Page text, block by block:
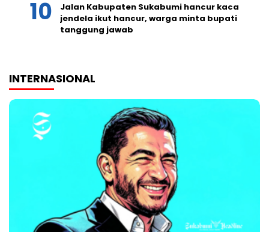
Jalan Kabupaten Sukabumi hancur kaca
jendela ikut hancur, warga minta bupati
tanggung jawab
INTERNASIONAL